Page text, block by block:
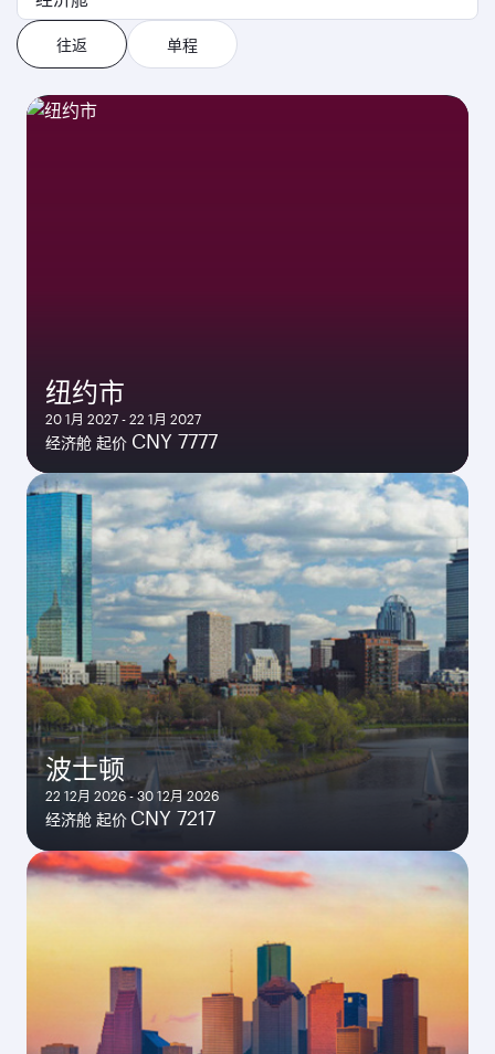
往返 单程
纽约市
20 1月 2027 - 22 1月 2027
经济舱 起价 CNY 7777
波士顿
22 12月 2026 - 30 12月 2026
经济舱 起价 CNY 7217